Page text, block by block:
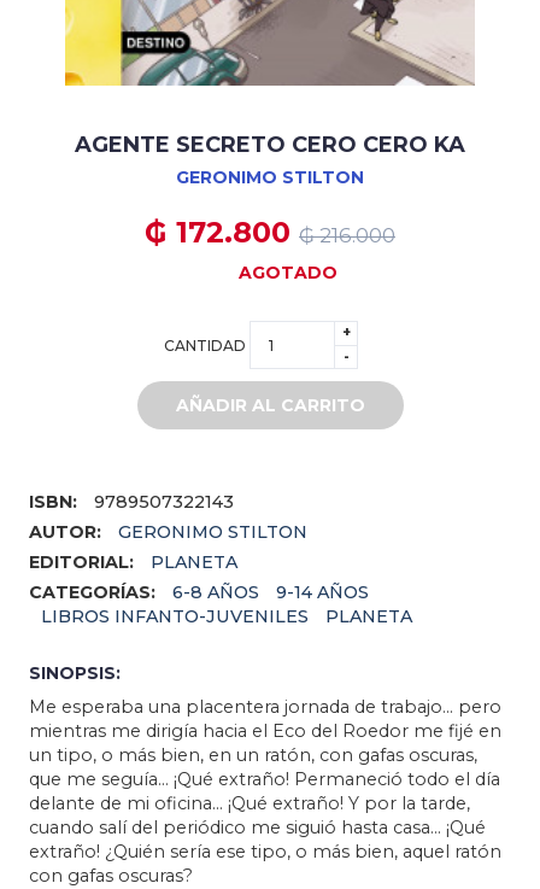
AGENTE SECRETO CERO CERO KA
GERONIMO STILTON
₲ 172.800 ₲ 216.000
AGOTADO
CANTIDAD
+
-
AÑADIR AL CARRITO
ISBN:
9789507322143
AUTOR:
GERONIMO STILTON
EDITORIAL:
PLANETA
CATEGORÍAS:
6-8 AÑOS
9-14 AÑOS
LIBROS INFANTO-JUVENILES
PLANETA
SINOPSIS:
Me esperaba una placentera jornada de trabajo… pero
mientras me dirigía hacia el Eco del Roedor me fijé en
un tipo, o más bien, en un ratón, con gafas oscuras,
que me seguía… ¡Qué extraño! Permaneció todo el día
delante de mi oficina… ¡Qué extraño! Y por la tarde,
cuando salí del periódico me siguió hasta casa… ¡Qué
extraño! ¿Quién sería ese tipo, o más bien, aquel ratón
con gafas oscuras?